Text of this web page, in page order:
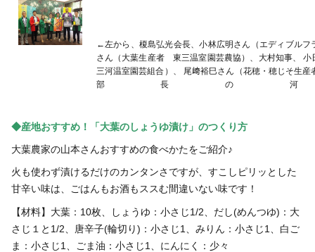
←左から、榎島弘光会長、小林広明さん（エディブル
さん（大葉生産者 東三温室園芸農協）、大村知事、
三河温室園芸組合）、 尾﨑裕巳さん（花穂・穂じそ生
部長の
◆産地おすすめ！「大葉のしょうゆ漬け」のつくり方
大葉農家の山本さんおすすめの食べかたをご紹介♪
火も使わず漬けるだけのカンタンさですが、すこしピリッとした
甘辛い味は、ごはんもお酒もススむ間違いない味です！
【材料】大葉：10枚、しょうゆ：小さじ1/2、だし(めんつゆ)：大
さじ１と1/2、唐辛子(輪切り)：小さじ1、みりん：小さじ1、白ご
ま：小さじ1、ごま油：小さじ1、にんにく：少々